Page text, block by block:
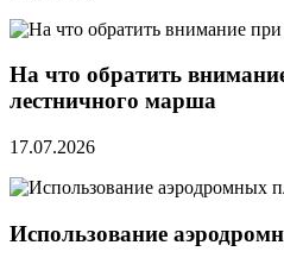
На что обратить
лестничного марша
17.07.2026
Использование